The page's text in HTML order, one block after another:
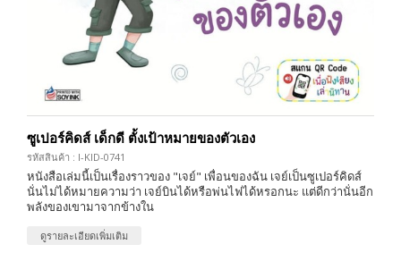
ซูเปอร์คิดส์ เด็กดี ตั้งเป้าหมายของตัวเอง
รหัสสินค้า : I-KID-0741
หนังสือเล่มนี้เป็นเรื่องราวของ "เจย์" เพื่อนของฉัน เจย์เป็นซูเปอร์คิดส์
นั่นไม่ได้หมายความว่า เจย์บินได้หรือพ่นไฟได้หรอกนะ แต่ดีกว่านั่นอีก
พลังของเขามาจากข้างใน
ดูรายละเอียดเพิ่มเติม